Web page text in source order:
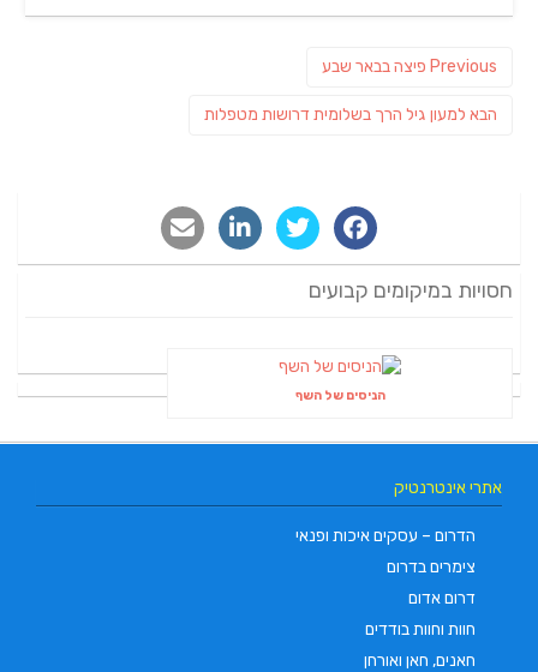
Previous
Previous
פיצה בבאר שבע
הבא פוסט
למעון גיל הרך בשלומית דרושות מטפלות
חסויות במיקומים קבועים
הניסים של השף
אתרי אינטרנטיק
הדרום – עסקים איכות ופנאי
צימרים בדרום
דרום אדום
חוות וחוות בודדים
חאנים, חאן ואורחן